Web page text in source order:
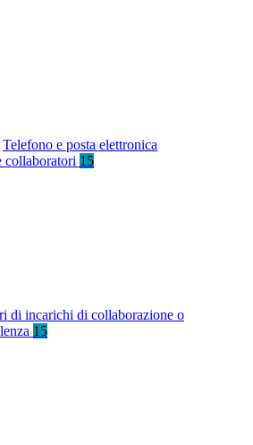
Telefono e posta elettronica
collaboratori 15
di incarichi di collaborazione o
15